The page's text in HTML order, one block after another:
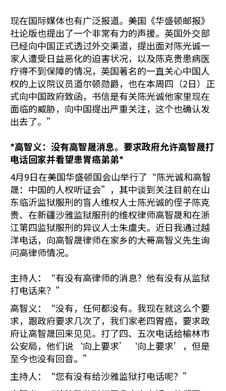
现在国际媒体也有广泛报道。美国《华盛顿邮报》
社论版也提出了一个非常有力的声援。英国外交部
已经向中国正式透过外交渠道，提出面对陈光诚一
家人遭受日益恶化的迫害状况，以及陈克贵患病医
疗得不到保障的情况，英国著名的一直关心中国人
权的上议院议员道尔顿勋爵，也在本周四（2日）正
式向中国政府致函，书信是有关陈光诚他家里现在
面临的威胁，向中国提出严重关注，这个也确认发
出去了。”
*高智义：没有高智晟消息。要求政府允许高智晟打
电话回家并看望患胃癌弟弟*
4月9日在美国华盛顿国会山举行了“陈光诚和高智
晟：中国的人权听证会”，其中谈到关注目前在山
东临沂监狱服刑的盲人维权人士陈光诚的侄子陈克
贵、在新疆沙雅监狱服刑的维权律师高智晟和在浙
江第四监狱服刑的异议人士朱虞夫。近日我通过越
洋电话，向高智晟律师在家乡的大哥高智义先生询
问高律师情况。
主持人：“有没有高律师的消息？他有没有从监狱
打电话来？”
高智义：“没有，任何都没有。我现在就这么个要
求，跟政府要求几次了，我们家老四胃癌，要求政
府让高智晟回来见见。打了四、五次电话给榆林市
公安局，他们说‘向上要求’‘向上要求’，但是
至今也没有回音。”
主持人：“您有没有给沙雅监狱打电话呢？”